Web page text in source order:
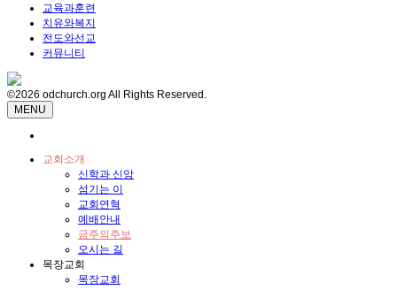
교육과훈련
치유와복지
전도와선교
커뮤니티
©2026 odchurch.org All Rights Reserved.
MENU
교회소개
신학과 신앙
섬기는 이
교회연혁
예배안내
금주의주보
오시는 길
목장교회
목장교회